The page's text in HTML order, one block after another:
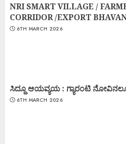
NRI SMART VILLAGE /
CORRIDOR /EXPORT
6TH MARCH 2026
ಸಿದ್ದೂ ಆಯವ್ಯಯ : ಗ್ಯಾರಂಟಿ
6TH MARCH 2026